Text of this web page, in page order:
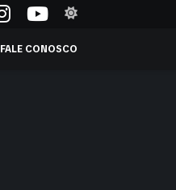
FALE CONOSCO